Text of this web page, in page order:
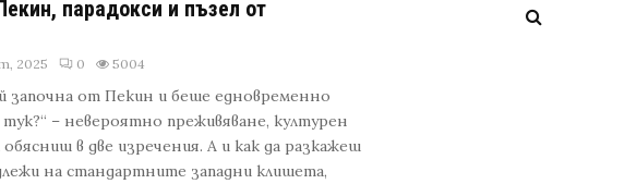
парадокси и пъзел от
2025 0 5004
започна от Пекин и беше едновременно
тук?“ – невероятно преживяване, културен
в две изречения. А и как да разкажеш
на стандартните западни клишета,